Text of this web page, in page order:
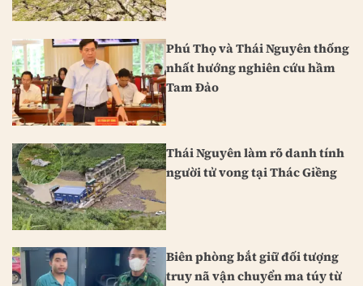
Phú Thọ và Thái Nguyên thống
nhất hướng nghiên cứu hầm
Tam Đảo
Thái Nguyên làm rõ danh tính
người tử vong tại Thác Giềng
Biên phòng bắt giữ đối tượng
truy nã vận chuyển ma túy từ